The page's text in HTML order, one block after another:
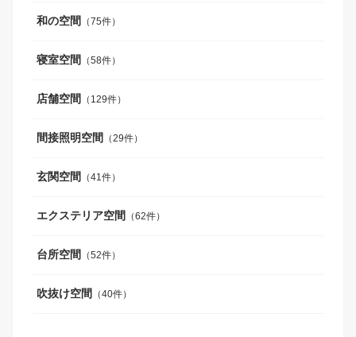
和の空間 （75件）
寝室空間 （58件）
店舗空間 （129件）
間接照明空間 （29件）
玄関空間 （41件）
エクステリア空間 （62件）
台所空間 （52件）
吹抜け空間 （40件）